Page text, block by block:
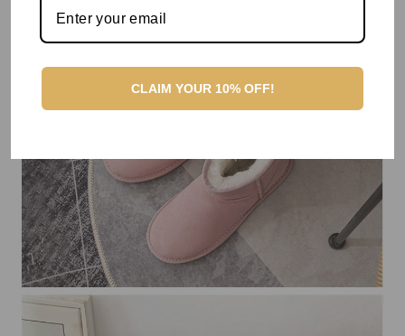
CLAIM YOUR 10% OFF!